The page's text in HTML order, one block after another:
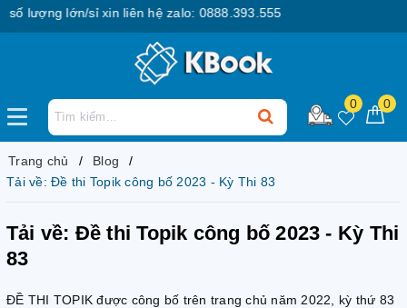
lượng lớn/sỉ xin liên hệ zalo: 0888.393.555
0 0
Trang chủ
Blog
Tải về: Đề thi Topik công bố 2023 - Kỳ Thi 83
Tải về: Đề thi Topik công bố 2023 - Kỳ Thi
83
ĐỀ THI TOPIK được công bố trên trang chủ năm 2022, kỳ thứ 83